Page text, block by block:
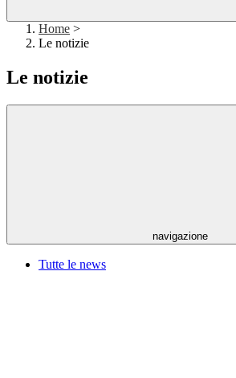
Home >
Le notizie
Le notizie
navigazione
Tutte le news